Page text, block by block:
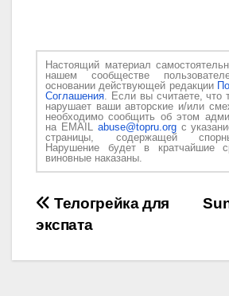
Настоящий материал
нашем сообществе
основании действующей редакции
Соглашения. Если вы считаете, что
нарушает ваши авторские и/или
необходимо сообщить об этом
на EMAIL abuse@topru.orgс
страницы, содержащей
Нарушение будет в кратчайшие
виновные наказаны.
Навигация
Телогрейка для
экспата